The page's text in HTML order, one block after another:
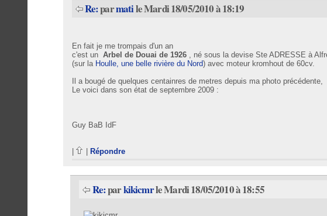
Re:parmatile Mardi 18/05/2010 à 18:19
En fait je me trompais d'un an
c'est un Arbel de Douai de 1926, né sous la devise Ste ADRESSE à
(sur la Houlle, une belle rivière du Nord) avec moteur kromhout de 60cv.
Il a bougé de quelques centainres de metres depuis ma photo précédente,
Le voici dans son état de septembre 2009 :
Guy BaB IdF
Répondre
Re:parkikicmrle Mardi 18/05/2010 à 18:55